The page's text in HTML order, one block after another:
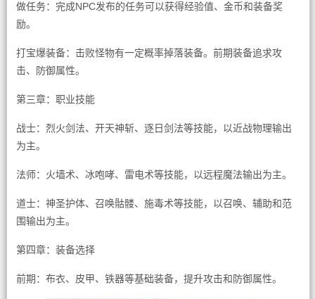
做任务：完成NPC发布的任务可以获得经验值、金币和装备奖
励。
打宝爆装备：击败怪物有一定概率掉落装备。前期装备追求攻
击、防御属性。
第三章：职业技能
战士：烈火剑法、开天神斩、逐日剑法等技能，以近战物理输出
为主。
法师：火墙术、冰咆哮、雷电术等技能，以远程魔法输出为主。
道士：神圣护体、召唤骷髅、施毒术等技能，以召唤、辅助和范
围输出为主。
第四章：装备选择
前期：布衣、皮甲、铁器等基础装备，提升攻击和防御属性。